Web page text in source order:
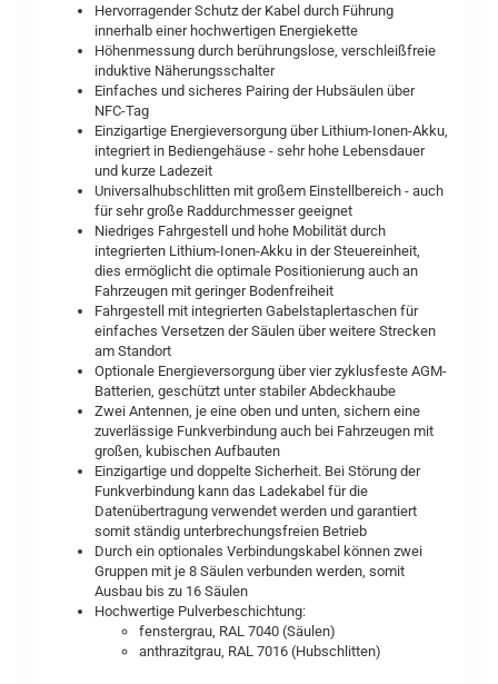
Hervorragender Schutz der Kabel durch Führung
innerhalb einer hochwertigen Energiekette
Höhenmessung durch berührungslose, verschleißfreie
induktive Näherungsschalter
Einfaches und sicheres Pairing der Hubsäulen über
NFC-Tag
Einzigartige Energieversorgung über Lithium-Ionen-Akku,
integriert in Bediengehäuse - sehr hohe Lebensdauer
und kurze Ladezeit
Universalhubschlitten mit großem Einstellbereich - auch
für sehr große Raddurchmesser geeignet
Niedriges Fahrgestell und hohe Mobilität durch
integrierten Lithium-Ionen-Akku in der Steuereinheit,
dies ermöglicht die optimale Positionierung auch an
Fahrzeugen mit geringer Bodenfreiheit
Fahrgestell mit integrierten Gabelstaplertaschen für
einfaches Versetzen der Säulen über weitere Strecken
am Standort
Optionale Energieversorgung über vier zyklusfeste AGM-
Batterien, geschützt unter stabiler Abdeckhaube
Zwei Antennen, je eine oben und unten, sichern eine
zuverlässige Funkverbindung auch bei Fahrzeugen mit
großen, kubischen Aufbauten
Einzigartige und doppelte Sicherheit. Bei Störung der
Funkverbindung kann das Ladekabel für die
Datenübertragung verwendet werden und garantiert
somit ständig unterbrechungsfreien Betrieb
Durch ein optionales Verbindungskabel können zwei
Gruppen mit je 8 Säulen verbunden werden, somit
Ausbau bis zu 16 Säulen
Hochwertige Pulverbeschichtung:
fenstergrau, RAL 7040 (Säulen)
anthrazitgrau, RAL 7016 (Hubschlitten)